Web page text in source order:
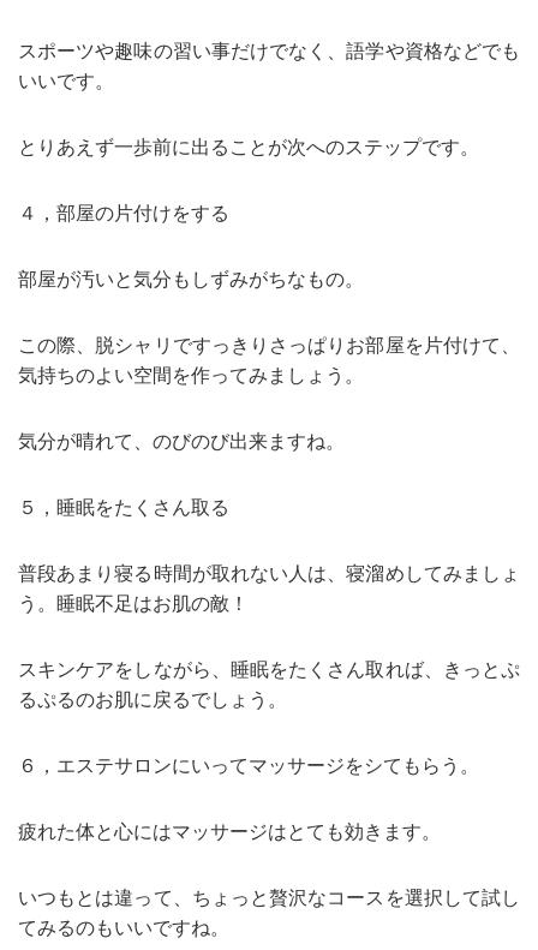
スポーツや趣味の習い事だけでなく、語学や資格などでも
いいです。
とりあえず一歩前に出ることが次へのステップです。
４，部屋の片付けをする
部屋が汚いと気分もしずみがちなもの。
この際、脱シャリですっきりさっぱりお部屋を片付けて、
気持ちのよい空間を作ってみましょう。
気分が晴れて、のびのび出来ますね。
５，睡眠をたくさん取る
普段あまり寝る時間が取れない人は、寝溜めしてみましょ
う。睡眠不足はお肌の敵！
スキンケアをしながら、睡眠をたくさん取れば、きっとぷ
るぷるのお肌に戻るでしょう。
６，エステサロンにいってマッサージをシてもらう。
疲れた体と心にはマッサージはとても効きます。
いつもとは違って、ちょっと贅沢なコースを選択して試し
てみるのもいいですね。